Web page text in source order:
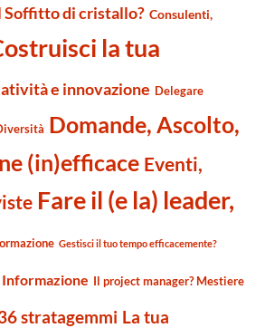
Soffitto di cristallo? Consulenti,
la tua
e innovazione Delegare
Domande, Ascolto,
(in)efficace Eventi,
Fare il (e la) leader,
Gestisci il tuo tempo efficacemente?
Il project manager? Mestiere
stratagemmi La tua